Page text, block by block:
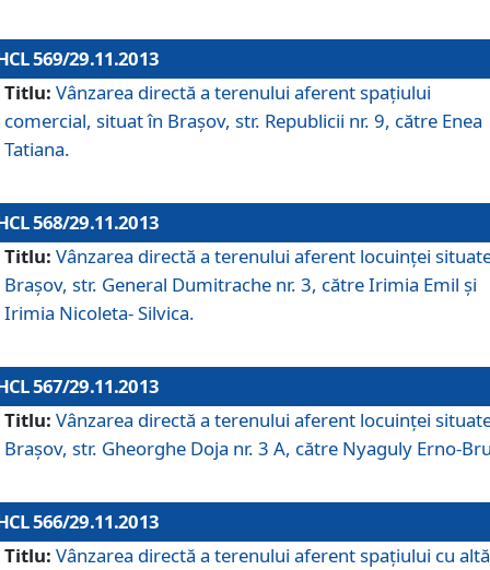
569/29.11.2013
Titlu: Vânzarea directă a terenului aferent spaţiului
comercial, situat în Braşov, str. Republicii nr. 9, către Enea
Tatiana.
568/29.11.2013
Titlu: Vânzarea directă a terenului aferent locuinţei
Braşov, str. General Dumitrache nr. 3, către Irimia Emil şi
Irimia Nicoleta- Silvica.
567/29.11.2013
Titlu: Vânzarea directă a terenului aferent locuinţei
Braşov, str. Gheorghe Doja nr. 3 A, către Nyaguly Erno-
566/29.11.2013
Titlu: Vânzarea directă a terenului aferent spaţiului cu altă